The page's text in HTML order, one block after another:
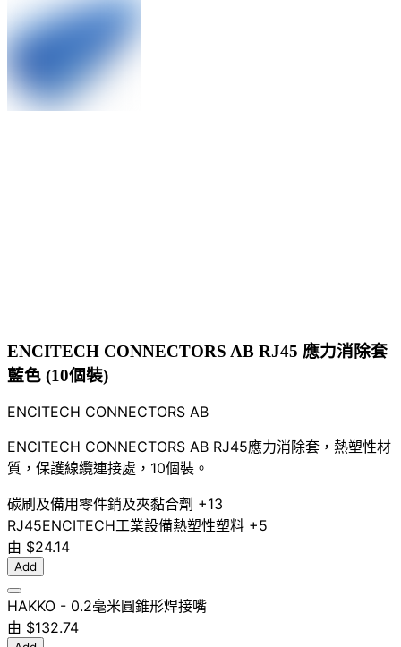
ENCITECH CONNECTORS AB RJ45 應力消除套
藍色 (10個裝)
ENCITECH CONNECTORS AB
ENCITECH CONNECTORS AB RJ45應力消除套，熱塑性材
質，保護線纜連接處，10個裝。
碳刷及備用零件銷及夾黏合劑 +13
RJ45ENCITECH工業設備熱塑性塑料 +5
由 $24.14
Add
HAKKO - 0.2毫米圓錐形焊接嘴
由 $132.74